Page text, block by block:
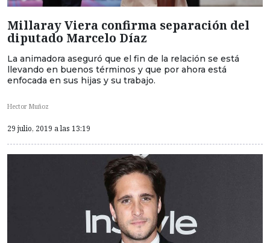
Millaray Viera confirma separación del
diputado Marcelo Díaz
La animadora aseguró que el fin de la relación se está
llevando en buenos términos y que por ahora está
enfocada en sus hijas y su trabajo.
Hector Muñoz
29 julio, 2019 a las 13:19